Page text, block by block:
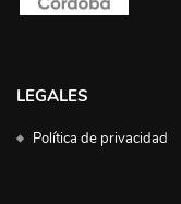
LEGALES
Política de privacidad